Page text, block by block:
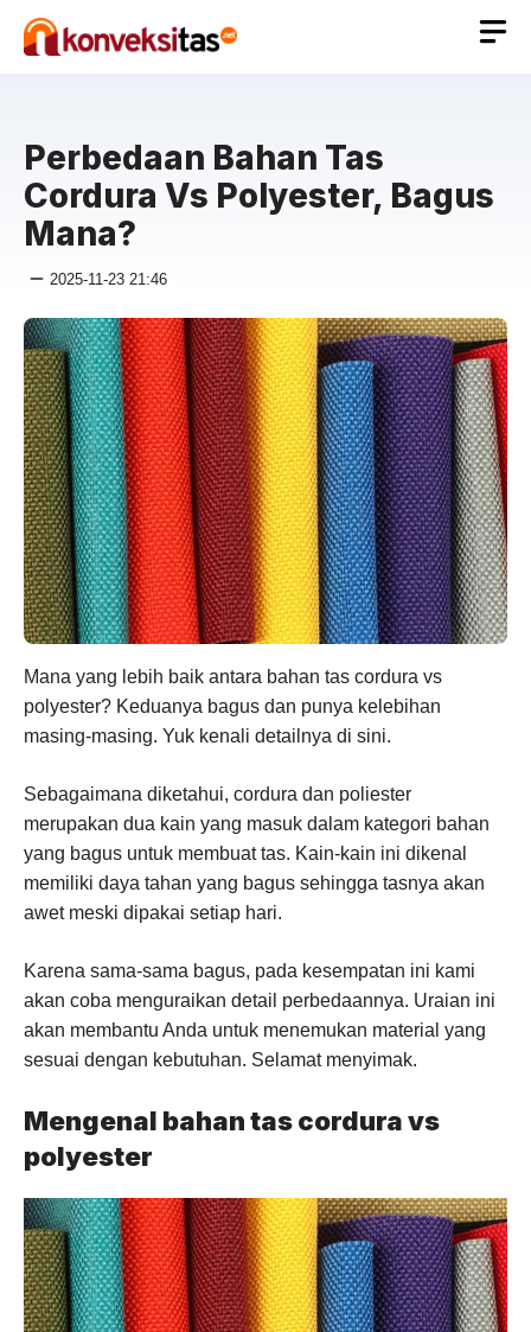
Langsung
Perbedaan Bahan Tas
Cordura Vs Polyester, Bagus
Mana?
2025-11-23 21:46
Mana yang lebih baik antara bahan tas cordura vs
polyester? Keduanya bagus dan punya kelebihan
masing-masing. Yuk kenali detailnya di sini.
Sebagaimana diketahui, cordura dan poliester
merupakan dua kain yang masuk dalam kategori bahan
yang bagus untuk membuat tas. Kain-kain ini dikenal
memiliki daya tahan yang bagus sehingga tasnya akan
awet meski dipakai setiap hari.
Karena sama-sama bagus, pada kesempatan ini kami
akan coba menguraikan detail perbedaannya. Uraian ini
akan membantu Anda untuk menemukan material yang
sesuai dengan kebutuhan. Selamat menyimak.
Mengenal bahan tas cordura vs
polyester